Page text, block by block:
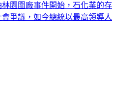
園圍廠事件開始，石化業的存
爭議，如今總統以最高領導人